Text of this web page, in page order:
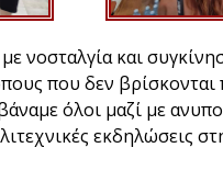
νοσταλγία και
που δεν
όλοι μαζί με
εκδηλώσεις